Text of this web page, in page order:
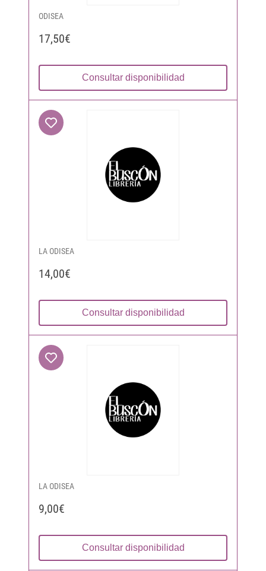
ODISEA
17,50€
Consultar disponibilidad
LA ODISEA
14,00€
Consultar disponibilidad
LA ODISEA
9,00€
Consultar disponibilidad